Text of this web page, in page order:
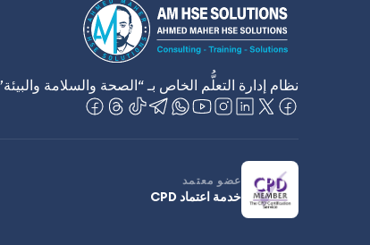
نظام إدارة التعلُّم الخاص بـ “الصحة والسلامة
عضو معتمد
خدمة اعتماد CPD